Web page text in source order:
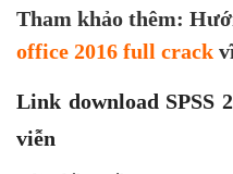
Tham khảo thêm:
office 2016 full crack
Link download SPSS
viễn